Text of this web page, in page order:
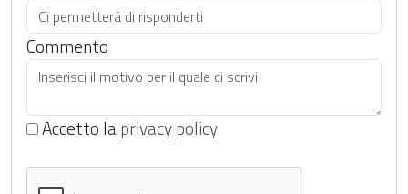
Commento
Accetto laprivacy policy